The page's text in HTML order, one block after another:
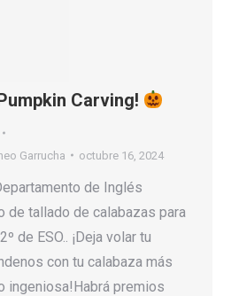
Carving!
Garrucha octubre 16, 2024
de Inglés
de tallado de calabazas para
de ESO.. ¡Deja volar tu
con tu calabaza más
ingeniosa!Habrá premios